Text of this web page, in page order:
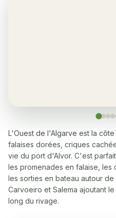
Yes
✓ Micro-ondes
Yes
✓ Cuisinière
L'Ouest de l'Algarve est la côte
falaises dorées, criques
vie du port d'Alvor. C'est
les promenades en falaise,
les sorties en bateau autour
Carvoeiro et Salema ajoutant
long du rivage.